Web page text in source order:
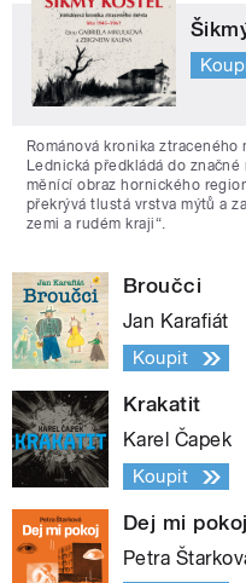
Románová kronika
Lednická předkládá do
měnící obraz hornického
překrývá tlustá vrstva mýtů a
zemi a rudém kraji“.
Broučci
Jan Karafiát
Koupit
Krakatit
Karel Čapek
Koupit
Dej mi pokoj
Petra